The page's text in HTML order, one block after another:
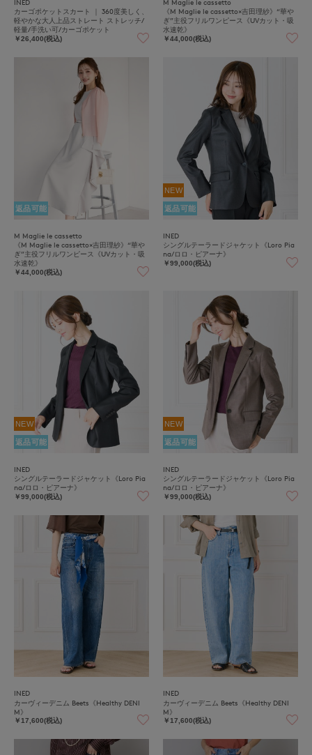
カーゴポケットスカート ｜ 360度美しく、
軽やかな大人上品ストレート ストレッチ/
軽量/手洗い可/カーゴポケット
￥26,400(税込)
《M Maglie le cassetto×吉田理紗》“華や
ぎ”主役フリルワンピース《UVカット・吸
水速乾》
￥44,000(税込)
返品可能
M Maglie le cassetto
《M Maglie le cassetto×吉田理紗》“華や
ぎ”主役フリルワンピース《UVカット・吸
水速乾》
￥44,000(税込)
NEW
返品可能
INED
シングルテーラードジャケット《Loro Pia
na/ロロ・ピアーナ》
￥99,000(税込)
NEW
返品可能
INED
シングルテーラードジャケット《Loro Pia
na/ロロ・ピアーナ》
￥99,000(税込)
NEW
返品可能
INED
シングルテーラードジャケット《Loro Pia
na/ロロ・ピアーナ》
￥99,000(税込)
INED
カーヴィーデニム Beets《Healthy DENI
M》
￥17,600(税込)
INED
カーヴィーデニム Beets《Healthy DENI
M》
￥17,600(税込)